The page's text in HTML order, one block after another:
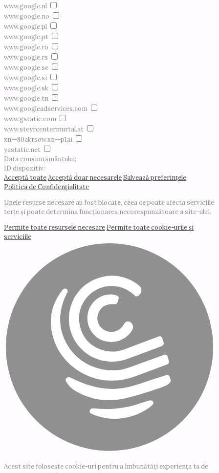
www.google.nl
www.google.no
www.google.pl
www.google.pt
www.google.ro
www.google.rs
www.google.se
www.google.si
www.google.sk
www.google.tn
www.googleadservices.com
www.gstatic.com
www.steyrcentermurtal.at
xn--80akrsow.xn--p1ai
yastatic.net
Data consimțământului:
ID dispozitiv:
Acceptă toateAcceptă doar necesareleSalvează preferințele
Politica de Confidențialitate
Unele resurse necesare au fost blocate, ceea ce poate afecta serviciile
terțe și poate determina funcționarea necorespunzătoare a site-ului.
Permite toate resursele necesare Permite toate cookie-urile și
serviciile
Acest site folosește cookie-uri pentru a îmbunătăți experiența ta de